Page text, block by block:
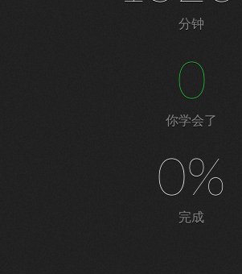
分钟
0
你学会了
0%
完成